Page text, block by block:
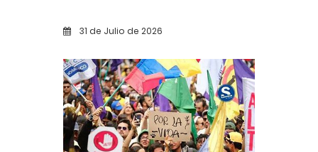
31 de Julio de 2026